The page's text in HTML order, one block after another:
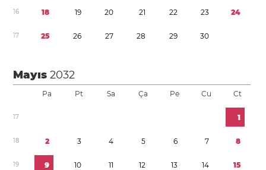
16 18 19 20 21 22 23 24
17 25 26 27 28 29 30
Mayıs2032
Pa Pt Sa Ça Pe Cu Ct
17 1
18 2 3 4 5 6 7 8
19 9 10 11 12 13 14 15